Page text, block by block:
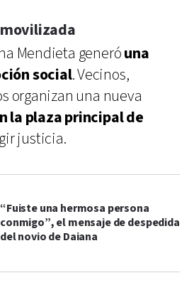
Mendieta generóuna
social. Vecinos,
organizan una nueva
la plaza principal de
justicia.
“Fuiste una hermosa persona
conmigo”, el mensaje de despedida
del novio de Daiana